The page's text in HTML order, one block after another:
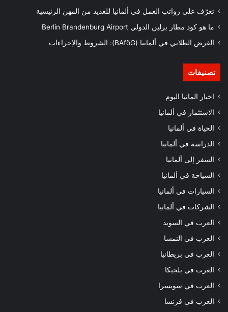
تعرّف على رواتب العمل في ألمانيا للعديد من المهن الرئيسية
ما هو كود مطار برلين الدولي Berlin Brandenburg Airport
القرض الطلابي في ألمانيا (BAföG): الشروط والإجراءات
تصنيفات
اخبار المانيا اليوم
الاستثمار في ألمانيا
الحياة في ألمانيا
الدراسة في ألمانيا
السفر إلى ألمانيا
السياحة في ألمانيا
السيارات في ألمانيا
الشركات في ألمانيا
العرب في السويد
العرب في النمسا
العرب في بريطانيا
العرب في بلجيكا
العرب في سويسرا
العرب في فرنسا